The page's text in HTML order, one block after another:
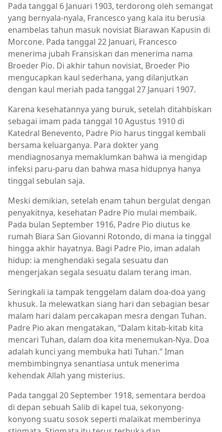
Pada tanggal 6 Januari 1903, terdorong oleh semangat
yang bernyala-nyala, Francesco yang kala itu berusia
enambelas tahun masuk novisiat Biarawan Kapusin di
Morcone. Pada tanggal 22 Januari, Francesco
menerima jubah Fransiskan dan menerima nama
Broeder Pio. Di akhir tahun novisiat, Broeder Pio
mengucapkan kaul sederhana, yang dilanjutkan
dengan kaul meriah pada tanggal 27 Januari 1907.
Karena kesehatannya yang buruk, setelah ditahbiskan
sebagai imam pada tanggal 10 Agustus 1910 di
Katedral Benevento, Padre Pio harus tinggal kembali
bersama keluarganya. Para dokter yang
mendiagnosanya memaklumkan bahwa ia mengidap
infeksi paru-paru dan bahwa masa hidupnya hanya
tinggal sebulan saja.
Meski demikian, setelah enam tahun bergulat dengan
penyakitnya, kesehatan Padre Pio mulai membaik.
Pada bulan September 1916, Padre Pio diutus ke
rumah Biara San Giovanni Rotondo, di mana ia tinggal
hingga akhir hayatnya. Bagi Padre Pio, iman adalah
hidup: ia menghendaki segala sesuatu dan
mengerjakan segala sesuatu dalam terang iman.
Seringkali ia tampak tenggelam dalam doa-doa yang
khusuk. Ia melewatkan siang hari dan sebagian besar
malam hari dalam percakapan mesra dengan Tuhan.
Padre Pio akan mengatakan, “Dalam kitab-kitab kita
mencari Tuhan, dalam doa kita menemukan-Nya. Doa
adalah kunci yang membuka hati Tuhan.” Iman
membimbingnya senantiasa untuk menerima
kehendak Allah yang misterius.
Pada tanggal 20 September 1918, sementara berdoa
di depan sebuah Salib di kapel tua, sekonyong-
konyong suatu sosok seperti malaikat memberinya